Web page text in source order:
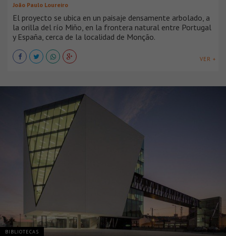
João Paulo Loureiro
El proyecto se ubica en un paisaje densamente arbolado, a
la orilla del río Miño, en la frontera natural entre Portugal
y España, cerca de la localidad de Monção.
VER +
BIBLIOTECAS